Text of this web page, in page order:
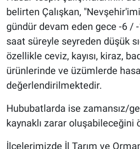
belirten Çalışkan,
gündür devam eden gece -6 / -
saat süreyle seyreden düşük
özellikle ceviz, kayısı, kiraz,
ürünlerinde ve üzümlerde
değerlendirilmektedir.
Hububatlarda ise zamansız/
kaynaklı zarar oluşabileceğini
İlçelerimizde İl Tarım ve
Genel
Asayiş
Kültür - Sanat
Politika
Magazin
Çevre